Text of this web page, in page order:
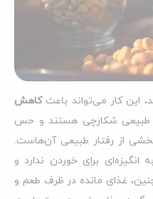
این کار می‌تواند باعثکاهش
طبیعی شکارچی هستند و حس
از رفتار طبیعی آن‌هاست.
انگیزه‌ای برای خوردن ندارد و
غذای مانده در ظرف طعم و